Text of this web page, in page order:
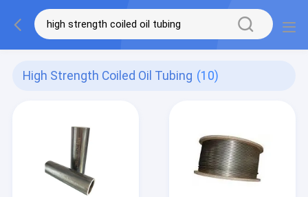
High Strength Coiled Oil Tubing (10)